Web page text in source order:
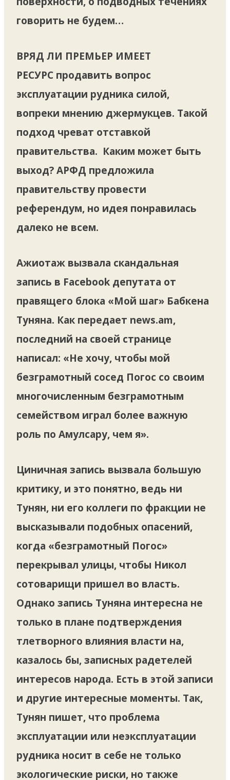
говорить не будем…
ВРЯД ЛИ ПРЕМЬЕР ИМЕЕТ
РЕСУРС продавить вопрос
эксплуатации рудника силой,
вопреки мнению джермукцев. Такой
подход чреват отставкой
правительства. Каким может быть
выход? АРФД предложила
правительству провести
референдум, но идея понравилась
далеко не всем.
Ажиотаж вызвала скандальная
запись в Facebook депутата от
правящего блока «Мой шаг» Бабкена
Туняна. Как передает news.am,
последний на своей странице
написал: «Не хочу, чтобы мой
безграмотный сосед Погос со своим
многочисленным безграмотным
семейством играл более важную
роль по Амулсару, чем я».
Циничная запись вызвала большую
критику, и это понятно, ведь ни
Тунян, ни его коллеги по фракции не
высказывали подобных опасений,
когда «безграмотный Погос»
перекрывал улицы, чтобы Никол
сотоварищи пришел во власть.
Однако запись Туняна интересна не
только в плане подтверждения
тлетворного влияния власти на,
казалось бы, записных радетелей
интересов народа. Есть в этой записи
и другие интересные моменты. Так,
Тунян пишет, что проблема
эксплуатации или неэксплуатации
рудника носит в себе не только
экологические риски, но также